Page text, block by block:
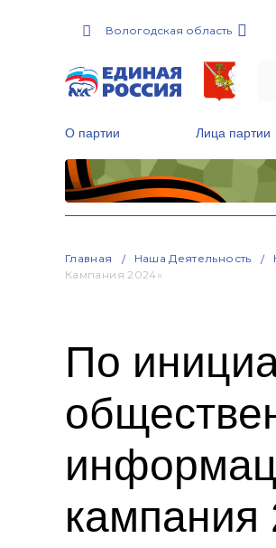
Вологодская область
О партии Лица партии
Главная Наша Деятельность
Кампания 2024»
По
кампания